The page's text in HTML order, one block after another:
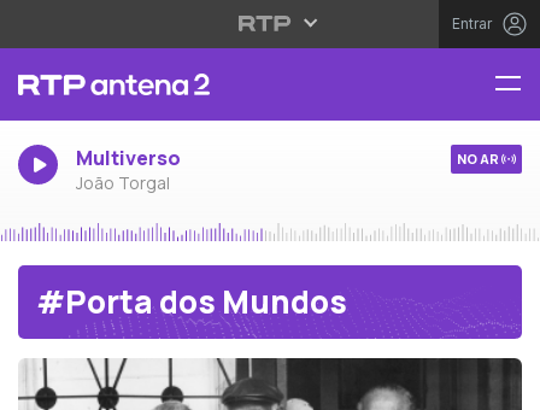
Entrar
Multiverso
João Torgal
NO AR
#Porta dos Mundos